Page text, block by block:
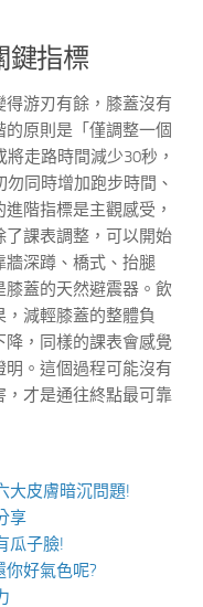
鍵指標
游刃有餘，膝蓋沒有
原則是「僅調整一個
走路時間減少30秒，
同時增加跑步時間、
階指標是主觀感受，
課表調整，可以開始
牆深蹲、橋式、抬腿
蓋的天然避震器。飲
減輕膝蓋的整體負
，同樣的課表會感覺
。這個過程可能沒有
才是通往終點最可靠
大皮膚暗沉問題!
享
瓜子臉!
好氣色呢?